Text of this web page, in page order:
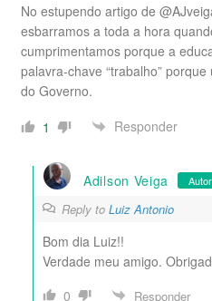
No estupendo artigo de
esbarramos a toda a hora
cumprimentamos porque a
palavra-chave “trabalho”
do Governo.
1
Responder
Adilson Veiga Autor
Reply to Luiz Antonio
Bom dia Luiz!!
Verdade meu amigo.
0
Responder